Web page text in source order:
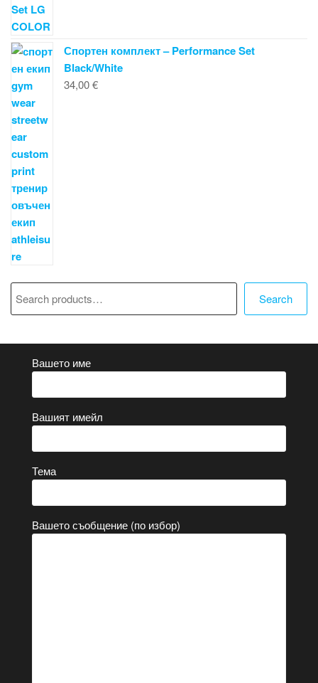
Спортен комплект – Performance Set
Black/White
34,00€
Search
Вашето име
Вашият имейл
Тема
Вашето съобщение (по избор)